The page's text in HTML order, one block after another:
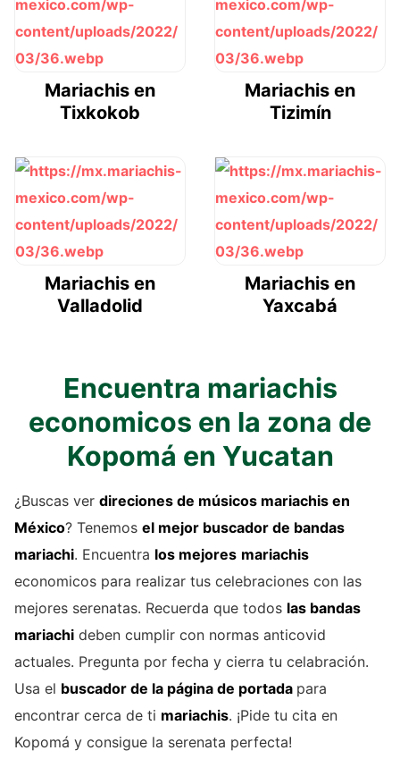
Mariachis en
Tixkokob
Mariachis en
Tizimín
Mariachis en
Valladolid
Mariachis en
Yaxcabá
Encuentra mariachis
economicos en la zona de
Kopomá en Yucatan
¿Buscas ver direciones de músicos mariachis en
México? Tenemos el mejor buscador de bandas
mariachi. Encuentra los mejores mariachis
economicos para realizar tus celebraciones con las
mejores serenatas. Recuerda que todos las bandas
mariachi deben cumplir con normas anticovid
actuales. Pregunta por fecha y cierra tu celabración.
Usa el buscador de la página de portada para
encontrar cerca de ti mariachis. ¡Pide tu cita en
Kopomá y consigue la serenata perfecta!